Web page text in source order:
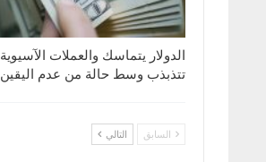
الدولار يتماسك والعملات الآسيوية
تتذبذب وسط حالة من عدم اليقين
السابق التالي